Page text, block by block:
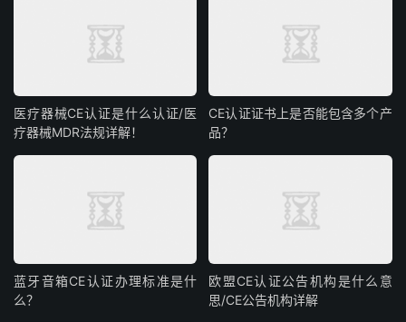
医疗器械CE认证是什么认证/医
疗器械MDR法规详解！
CE认证证书上是否能包含多个产
品？
蓝牙音箱CE认证办理标准是什
么？
欧盟CE认证公告机构是什么意
思/CE公告机构详解